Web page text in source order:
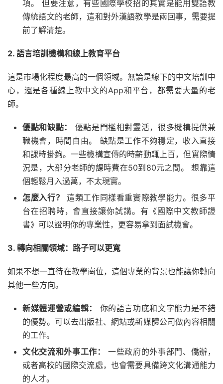
項。 但要注意，有些國際學校招的其實是能用雙語教
傳統語文的老師，這和對外漢語教學是兩回事，需要提
前了解清楚。
2. 語言培訓機構和線上教育平台
這是市場化程度最高的一個領域。無論是線下的中文培訓中
心，還是各種線上教中文的App和平台，都需要大量的老
師。
優點和缺點：
優點是門檻相對靈活，很多機構提供兼
職機會，時間自由。 缺點是工作不夠穩定，收入直接
和課時掛鉤。一些機構宣傳的時薪動輒上百，但實際情
況是，大部分老師的課時費在50到80元之間。 想靠這
個輕鬆月入過萬，不太現實。
怎麼入行？
這類工作同樣看重實際教學能力。很多平
台在招聘時，會直接讓你試講。有《國際中文教師證
書》可以證明你的專業性，更容易拿到面試機會。
3. 轉向相關領域：路子可以更寬
如果不想一直待在教學崗位，這個專業的背景也能讓你轉向
其他一些方向。
新媒體運營或編輯：
你的語言功底和文字能力是不錯
的優勢。可以去出版社、網站或新媒體公司做內容相關
的工作。
文化交流和外事工作：
一些政府的外事部門、僑辦，
或者高校的國際交流處，也會需要具備跨文化溝通能力
的人才。